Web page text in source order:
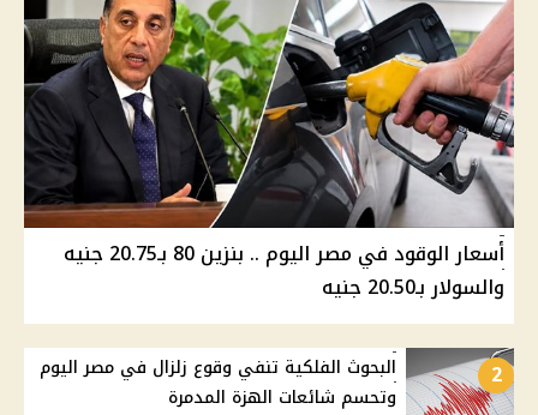
أسعار الوقود في مصر اليوم .. بنزين 80 بـ20.75 جنيه
والسولار بـ20.50 جنيه
2
البحوث الفلكية تنفي وقوع زلزال في مصر اليوم
وتحسم شائعات الهزة المدمرة